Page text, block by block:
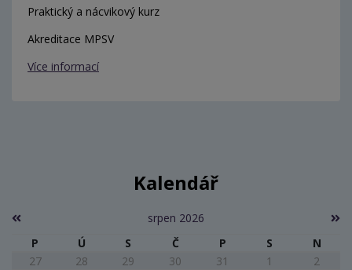
Praktický a nácvikový kurz
Akreditace MPSV
Více informací
Kalendář
srpen 2026
P
Ú S Č P S
N
27
28 29 30 31 1
2